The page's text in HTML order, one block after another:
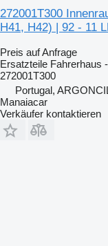
272001T300
H41, H42) | 92 - 11
Preis auf Anfrage
Ersatzteile Fahrerhaus
272001T300
Portugal,
Manaiacar
Verkäufer kontaktieren